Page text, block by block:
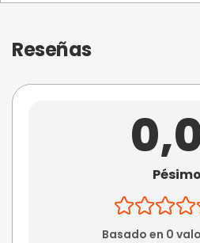
Reseñas
Pésimo
Basado en 0